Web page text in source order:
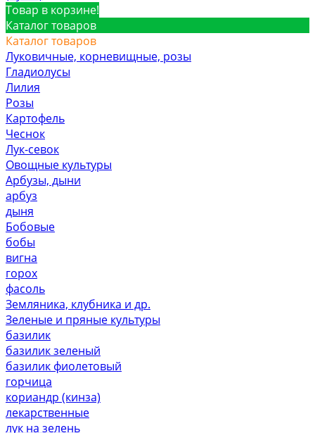
Товар в корзине!
Каталог товаров
Каталог товаров
Луковичные, корневищные, розы
Гладиолусы
Лилия
Розы
Картофель
Чеснок
Лук-севок
Овощные культуры
Арбузы, дыни
арбуз
дыня
Бобовые
бобы
вигна
горох
фасоль
Земляника, клубника и др.
Зеленые и пряные культуры
базилик
базилик зеленый
базилик фиолетовый
горчица
кориандр (кинза)
лекарственные
лук на зелень